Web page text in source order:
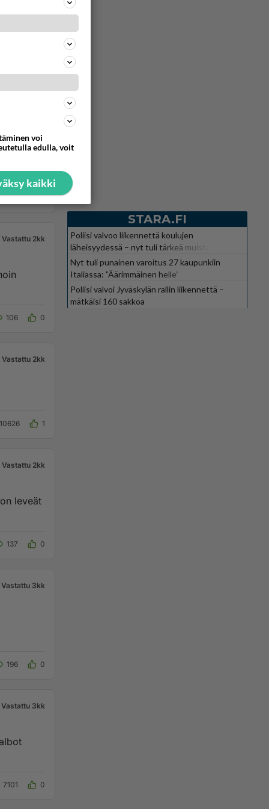
Vastattu 2kk
106 0
Vastattu 2kk
10626 1
Vastattu 2kk
leveät
137 0
Vastattu 3kk
196 0
Vastattu 3kk
7101 0
STARA.FI
Poliisi valvoo liikennettä koulujen
läheisyydessä – nyt tuli tärkeä muistutus
Nyt tuli punainen varoitus 27 kaupunkiin
Italiassa: ”Äärimmäinen helle”
Poliisi valvoi Jyväskylän rallin liikennettä –
mätkäisi 160 sakkoa
voi
edulla, voit
kaikki